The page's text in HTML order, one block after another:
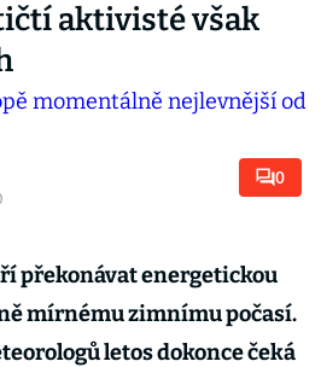
aktivisté však
0
překonávat energetickou
mírnému zimnímu počasí.
letos dokonce čeká